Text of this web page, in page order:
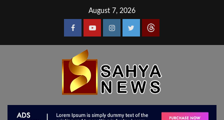
August 7, 2026